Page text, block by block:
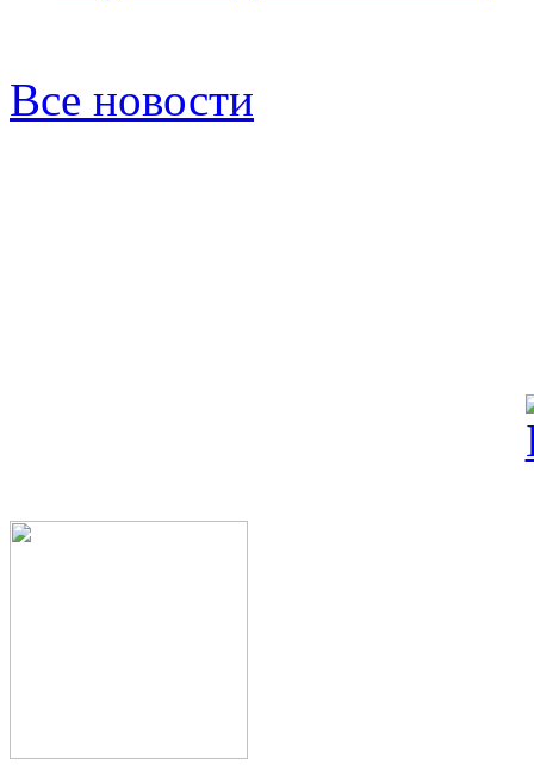
Все новости